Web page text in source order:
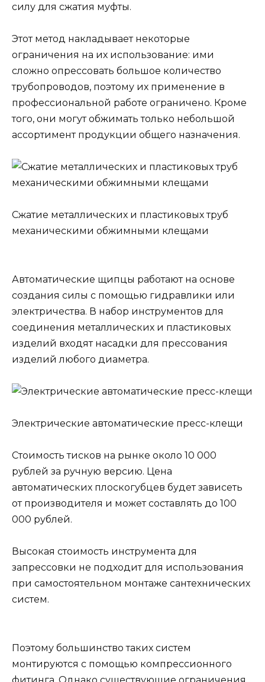
силу для сжатия муфты.
Этот метод накладывает некоторые
ограничения на их использование: ими
сложно опрессовать большое количество
трубопроводов, поэтому их применение в
профессиональной работе ограничено. Кроме
того, они могут обжимать только небольшой
ассортимент продукции общего назначения.
Сжатие металлических и пластиковых труб
механическими обжимными клещами
Автоматические щипцы работают на основе
создания силы с помощью гидравлики или
электричества. В набор инструментов для
соединения металлических и пластиковых
изделий входят насадки для прессования
изделий любого диаметра.
Электрические автоматические пресс-клещи
Стоимость тисков на рынке около 10 000
рублей за ручную версию. Цена
автоматических плоскогубцев будет зависеть
от производителя и может составлять до 100
000 рублей.
Высокая стоимость инструмента для
запрессовки не подходит для использования
при самостоятельном монтаже сантехнических
систем.
Поэтому большинство таких систем
монтируются с помощью компрессионного